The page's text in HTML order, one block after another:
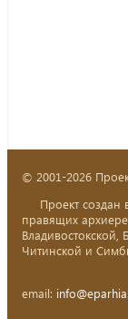
© 2001-2026
Проект создан в
правящих
Владивостокской,
Читинской и
email: